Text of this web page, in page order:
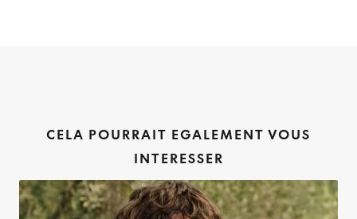
CELA POURRAIT EGALEMENT VOUS
INTERESSER